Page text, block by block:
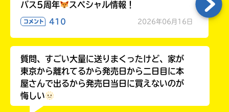
バス5周年
スペシャル情報！
コメント 410 2026年06月16日
質問、すごい大量に送りまくったけど、家が
東京から離れてるから発売日から二日目に本
屋さんで出るから発売日当日に買えないのが
悔しい